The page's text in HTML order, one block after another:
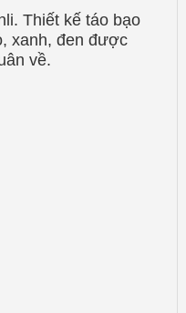
Thiết kế táo bạo
xanh, đen được
về.